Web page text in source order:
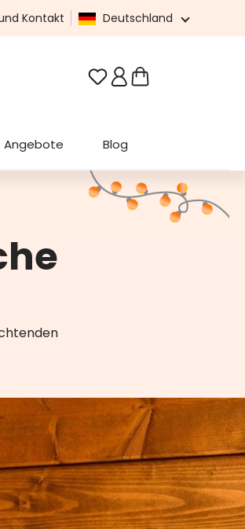
Kontakt Deutschland
Du hast 0 Produkte
Angebote Blog